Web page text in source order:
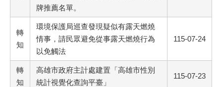
牌推薦名單。
轉
知
環境保護局巡查發現疑似有露天燃燒
情事，請民眾避免從事露天燃燒行為
以免觸法
115-07-24
轉
知
高雄市政府主計處建置「高雄市性別
統計視覺化查詢平臺」
115-07-23